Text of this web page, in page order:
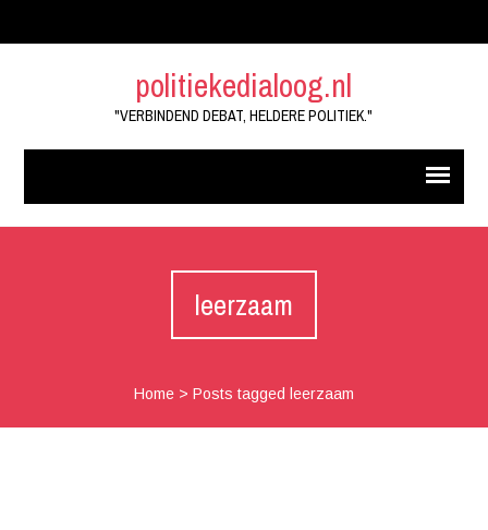
politiekedialoog.nl
"VERBINDEND DEBAT, HELDERE POLITIEK."
leerzaam
Home> Posts tagged leerzaam